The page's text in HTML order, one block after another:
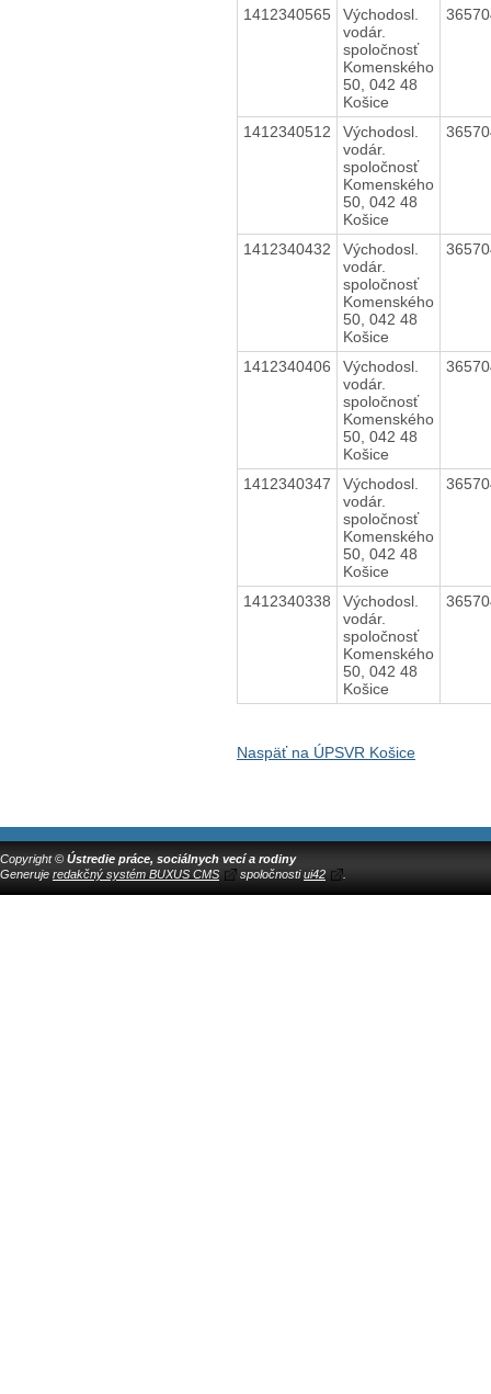
1412340565
Východosl.
vodár.
spoločnosť
Komenského
50, 042 48
Košice
1412340512
Východosl.
vodár.
spoločnosť
Komenského
50, 042 48
Košice
1412340432
Východosl.
vodár.
spoločnosť
Komenského
50, 042 48
Košice
1412340406
Východosl.
vodár.
spoločnosť
Komenského
50, 042 48
Košice
1412340347
Východosl.
vodár.
spoločnosť
Komenského
50, 042 48
Košice
1412340338
Východosl.
vodár.
spoločnosť
Komenského
50, 042 48
Košice
Naspäť na ÚPSVR Košice
Copyright © Ústredie práce, sociálnych vecí a rodiny
Generuje redakčný systém BUXUS CMS spoločnostiui42